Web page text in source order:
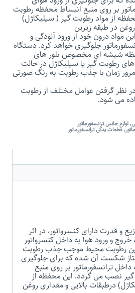
بر روی منبع انبساط محفظه رطوبت
از مواد رطوبت گیر ( سیلیکاژل)
در طبقه زیرین
مواد درون خود از ورود آلودگی و
جلوگیری خواهد کرد. دستگاه
شیشه ای مخصوص بلور های
رطوبت گیر یا سیلیکاژل در حالت
زمان با جذب رطوبت به رنگ صورتی
نظر گرفتن عوامل مختلف از رطوبت
می شود.
,لوازم جانبی ترانسفورماتور
,قطعات یدکی ترانسفورماتور
و قدرت دارای کنسرواتور، در اثر
و ورود هوا به داخل کنسرواتور
رطوبت محیط موجب جذب رطوبت
شکست آن شده که برای جلوگیری
ترانسفورماتور بر روی منبع
نصب می گردد. این محفظه از
درطبقات بالایی و مقداری روغن